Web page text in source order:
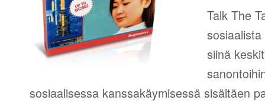
Talk The
siinä
sosiaalisessa kanssakäymisessä sisältäen